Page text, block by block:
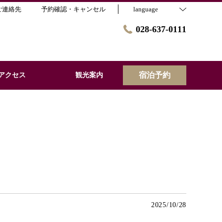
連絡先 予約確認・キャンセル language
028-637-0111
クセス 観光案内 宿泊予約
2025/10/28